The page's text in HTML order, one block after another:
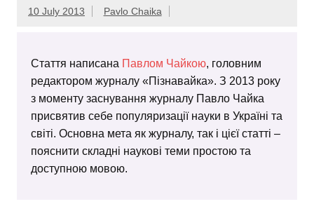
10 July 2013 Pavlo Chaika
Стаття написана Павлом Чайкою, головним
редактором журналу «Пізнавайка». З 2013 року
з моменту заснування журналу Павло Чайка
присвятив себе популяризації науки в Україні та
світі. Основна мета як журналу, так і цієї статті –
пояснити складні наукові теми простою та
доступною мовою.